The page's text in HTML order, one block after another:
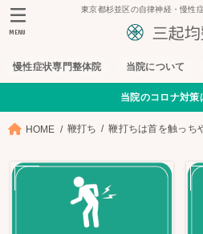
東京都杉並区の自律神経・慢性
慢性症状専門整体院 当院について
MENU
当院のコロナ対策
HOME 鞭打ち 鞭打ちは首を触っち